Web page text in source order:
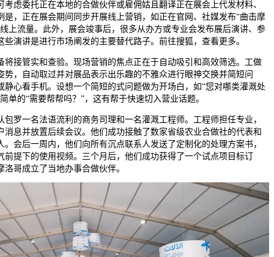
委托正在本地的合做伙伴或雇佣姑且翻译正在展会上代发材料、
是，正在展会期间同步开展线上营销，如正在官网、社媒发布“曲击摩
上流量。此外，展会竣事后，很多从办方或专业会发布展后演讲、参
演讲是进行市场阐发的主要替代路子。前往搜狐，查看更多。
管实和查验。现场营销的焦点正在于自动吸引和高效筛选。工做
势，自动取过并对展品表示出乐趣的不雅众进行眼神交换并简短问
静心看手机。设想一个简短的式问题做为开场白，如“您对哪类灌溉处
单的“需要帮帮吗？”，这有帮于快速切入营业话题。
一名法语流利的商务司理和一名灌溉工程师。工程师担任专业，
消息并放置后续会议。他们成功接触了数家省级农业合做社的代表和
会后一周内，他们向所有沉点联系人发送了定制化的处理方案书，
提下的使用视频。三个月后，他们成功获得了一个试点项目标订
哥成立了当地办事合做伙伴。